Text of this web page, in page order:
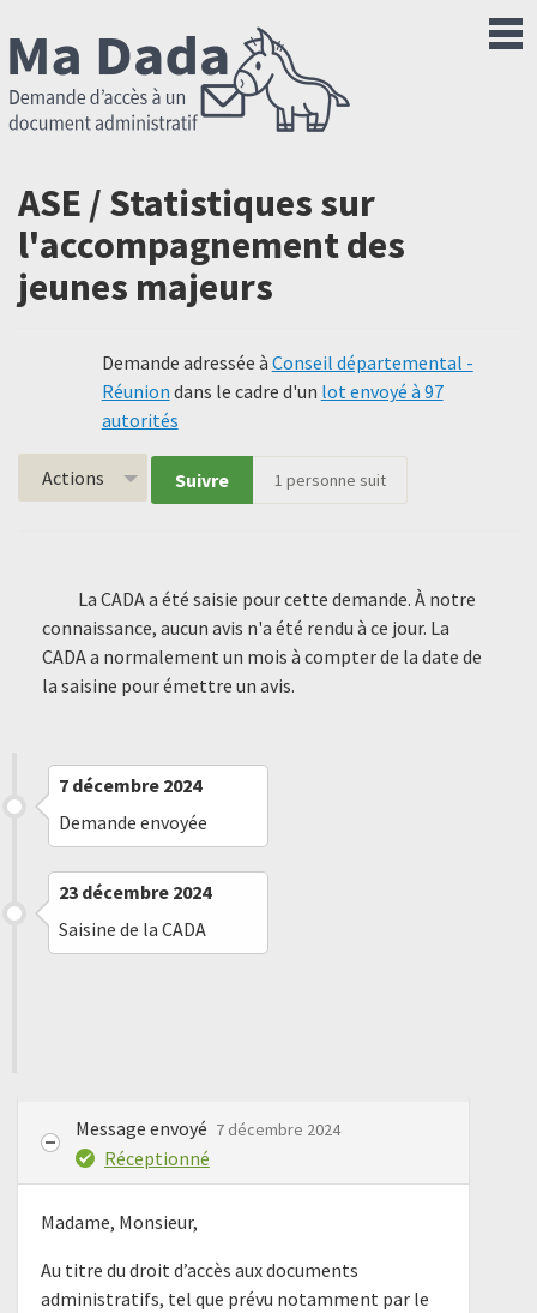
ASE / Statistiques sur
l'accompagnement des
jeunes majeurs
Demande adressée à Conseil départemental -
Réunion dans le cadre d'un lot envoyé à 97
autorités
Actions Suivre 1 personne suit
La CADA a été saisie pour cette demande. À notre
connaissance, aucun avis n'a été rendu à ce jour. La
CADA a normalement un mois à compter de la date de
la saisine pour émettre un avis.
7 décembre 2024
Demande envoyée
23 décembre 2024
Saisine de la CADA
Message envoyé 7 décembre 2024
Réceptionné
Madame, Monsieur,
Au titre du droit d’accès aux documents
administratifs, tel que prévu notamment par le